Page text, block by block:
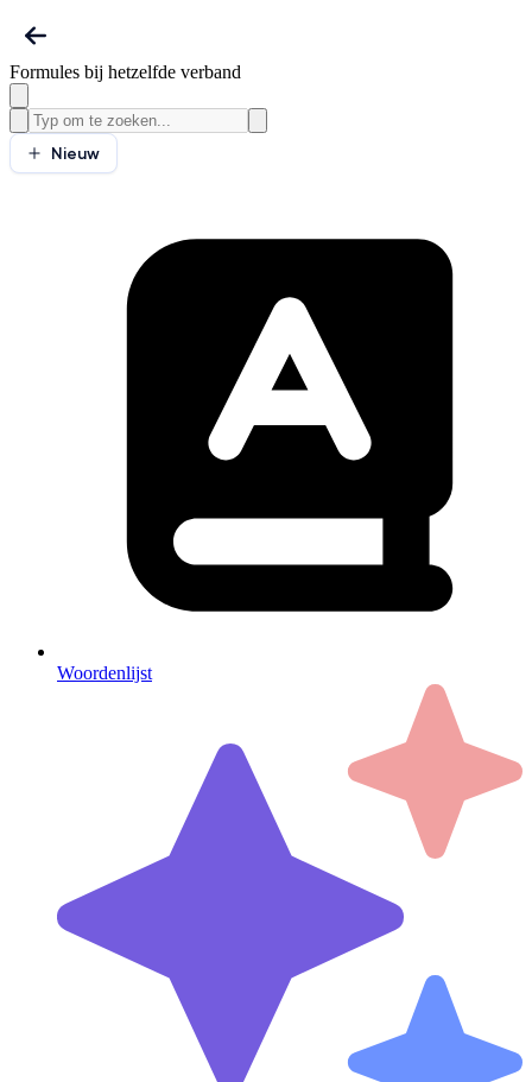
Formules bij hetzelfde verband
Nieuw
Woordenlijst